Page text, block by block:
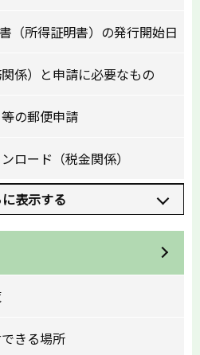
（所得証明書）の発行開始日
係）と申請に必要なもの
の郵便申請
ロード（税金関係）
表示する
きる場所